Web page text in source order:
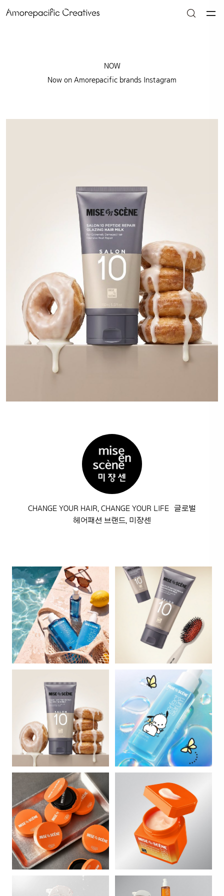
NOW
Now on Amorepacific brands Instagram
CHANGE YOUR HAIR, CHANGE YOUR LIFE 글로벌
헤어패션 브랜드, 미쟝센